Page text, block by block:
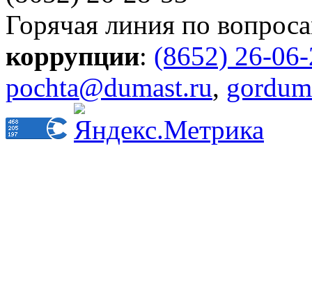
Горячая линия по
коррупции: (8652) 26-
pochta@dumast.ru,